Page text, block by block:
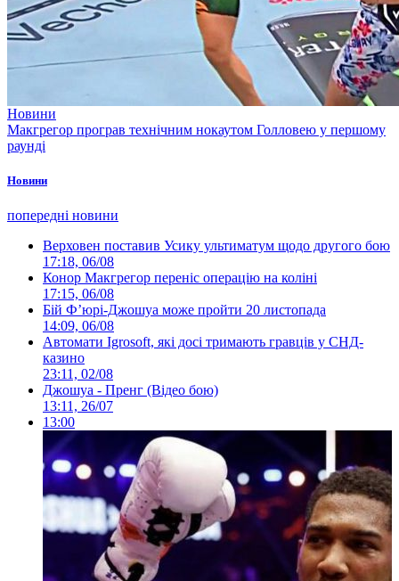
Новини
Макгрегор програв технічним нокаутом Голловею у першому
раунді
Новини
попередні новини
Верховен поставив Усику ультиматум щодо другого бою
17:18, 06/08
Конор Макгрегор переніс операцію на коліні
17:15, 06/08
Бій Ф’юрі-Джошуа може пройти 20 листопада
14:09, 06/08
Автомати Igrosoft, які досі тримають гравців у СНД-
казино
23:11, 02/08
Джошуа - Пренг (Відео бою)
13:11, 26/07
13:00